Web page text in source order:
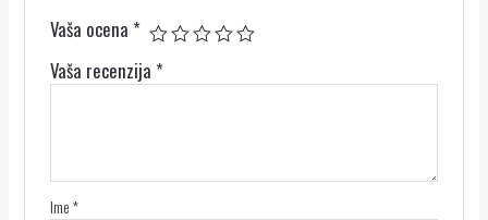
Vaša ocena *
Vaša recenzija *
Ime*